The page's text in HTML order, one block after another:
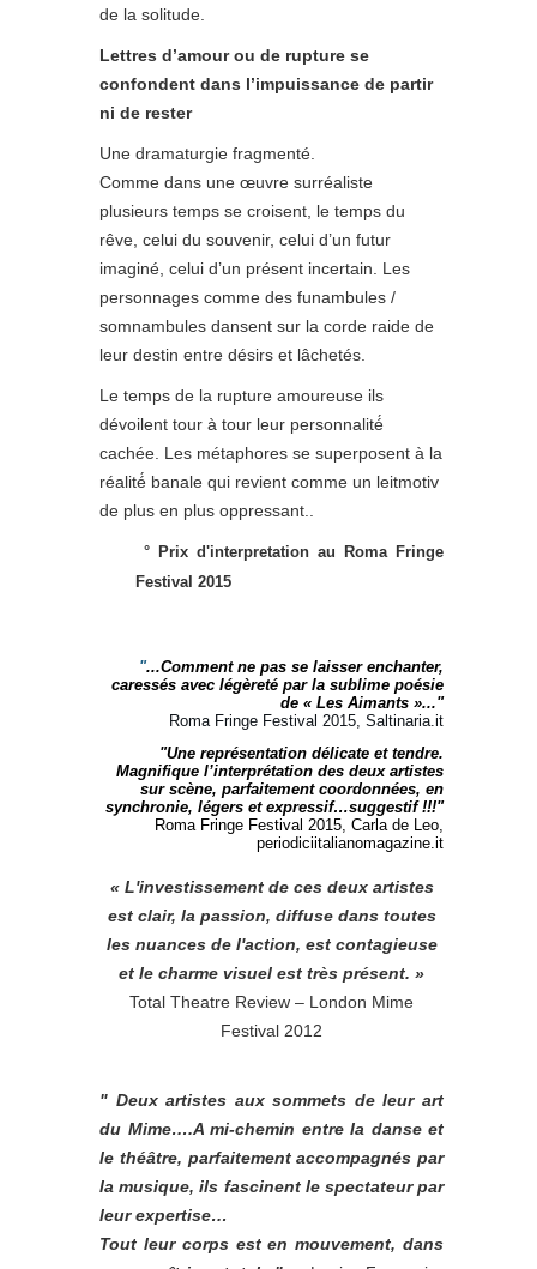
de la solitude.
Lettres d’amour ou de rupture se
confondent dans l’impuissance de partir
ni de rester
Une dramaturgie fragmenté.
Comme dans une œuvre surréaliste
plusieurs temps se croisent, le temps du
rêve, celui du souvenir, celui d’un futur
imaginé, celui d’un présent incertain. Les
personnages comme des funambules /
somnambules dansent sur la corde raide de
leur destin entre désirs et lâchetés.
Le temps de la rupture amoureuse ils
dévoilent tour à tour leur personnalité́
cachée. Les métaphores se superposent à la
réalité́ banale qui revient comme un leitmotiv
de plus en plus oppressant..
° Prix d'interpretation au Roma Fringe
Festival 2015
"...Comment ne pas se laisser enchanter,
caressés avec légèreté par la sublime poésie
de « Les Aimants »..."
Roma Fringe Festival 2015, Saltinaria.it
"Une représentation délicate et tendre.
Magnifique l’interprétation des deux artistes
sur scène, parfaitement coordonnées, en
synchronie, légers et expressif…suggestif !!!"
Roma Fringe Festival 2015, Carla de Leo,
periodiciitalianomagazine.it
« L'investissement de ces deux artistes
est clair, la passion, diffuse dans toutes
les nuances de l'action, est contagieuse
et le charme visuel est très présent. »
Total Theatre Review – London Mime
Festival 2012
" Deux artistes aux sommets de leur art
du Mime….A mi-chemin entre la danse et
le théâtre, parfaitement accompagnés par
la musique, ils fascinent le spectateur par
leur expertise…
Tout leur corps est en mouvement, dans